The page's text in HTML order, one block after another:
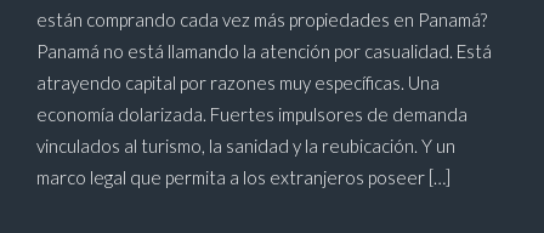
están comprando cada vez más propiedades en Panamá?
Panamá no está llamando la atención por casualidad. Está
atrayendo capital por razones muy específicas. Una
economía dolarizada. Fuertes impulsores de demanda
vinculados al turismo, la sanidad y la reubicación. Y un
marco legal que permita a los extranjeros poseer […]